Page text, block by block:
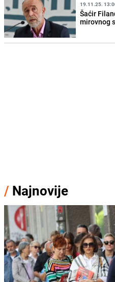
19.11.25.
Šaćir
mirovnog
/ Najnovije